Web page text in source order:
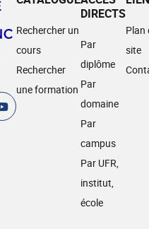
Rechercher un
cours
Rechercher
une formation
DIRECTS
Par
diplôme
Par
domaine
Par
campus
Par UFR,
institut,
école
Plan
site